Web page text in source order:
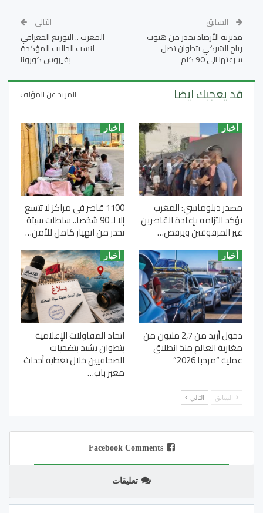
السابق
مديرية الأرصاد تحذر من هبوب
رياح الشركي بتطوان تصل
سرعتها الى 90 كلم
التالي
المغرب .. التوزيع الجغرافي
لنسب الحالات المؤكدة
بفيروس كورونا
قد يعجبك ايضا المزيد عن المؤلف
أخبار
مصدر دبلوماسي: المغرب
يؤكد التزامه بإعادة القاصرين
غير المرفوقين ويرفض…
أخبار
1100 قاصر في مراكز لا تتسع
إلا لـ 90 شخصا.. سلطات سبتة
تحذر من انهيار كامل للأمن…
أخبار
دخول أزيد من 2,7 مليون من
مغاربة العالم منذ انطلاق
عملية “مرحبا 2026”
أخبار
اتحاد المقاولات الإعلامية
بتطوان يشيد بتضحيات
الصحافيين خلال تغطية أحداث
معبر باب…
السابق التالي
Facebook Comments
تعليقات